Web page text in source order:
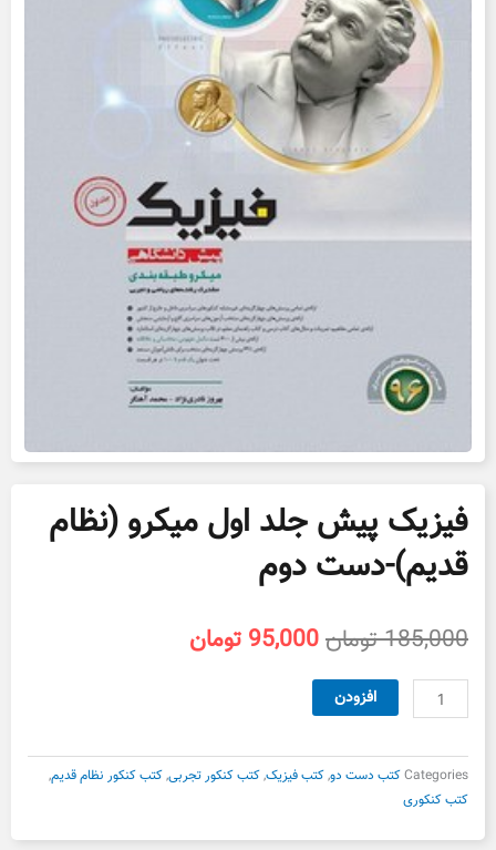
فیزیک پیش جلد اول میکرو (نظام
قدیم)-دست دوم
185,000تومانقیمت
بود.
95,000 تومان
فیزیک
پیش
اول
میکرو
(نظام
قدیم)-
افزودن
Categoriesکتب دست دو,کتب فیزیک,کتب کنکور تجربی,کتب کنکور نظام قدیم,
کتب کنکوری